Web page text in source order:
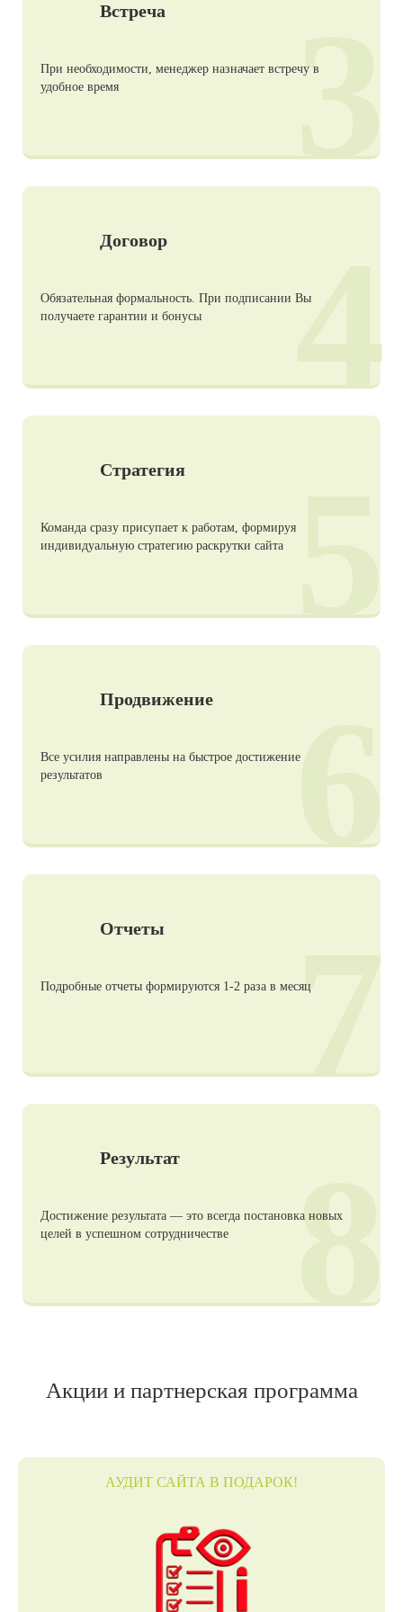
Встреча
При необходимости, менеджер назначает встречу в
удобное время
3
Договор
Обязательная формальность. При подписании Вы
получаете гарантии и бонусы
4
Стратегия
Команда сразу присупает к работам, формируя
индивидуальную стратегию раскрутки сайта
5
Продвижение
Все усилия направлены на быстрое достижение
результатов
6
Отчеты
Подробные отчеты формируются 1-2 раза в месяц7
Результат
Достижение результата — это всегда постановка новых
целей в успешном сотрудничестве
8
Акции и партнерская программа
АУДИТ САЙТА В ПОДАРОК!